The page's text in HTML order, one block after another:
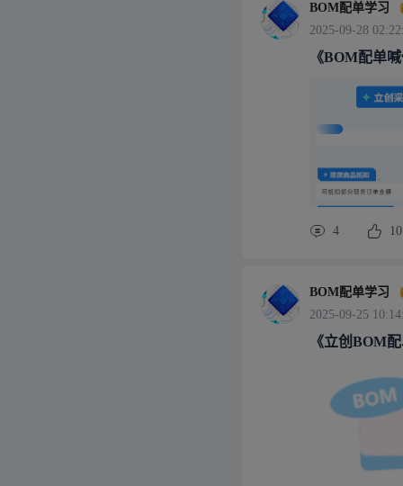
BOM配单学习
2025-09-28
《BOM配单
4 10
BOM配单学习
2025-09-25
《立创BOM